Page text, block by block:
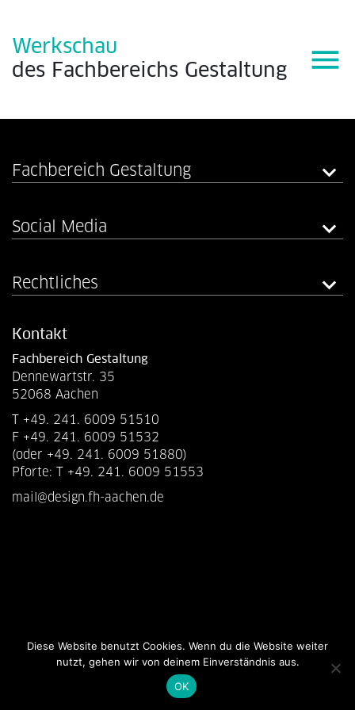
Werkschau
des Fachbereichs Gestaltung menu
Fachbereich Gestaltung
Social Media
Rechtliches
Kontakt
Fachbereich Gestaltung
Dennewartstr. 35
52068 Aachen
T +49. 241. 6009 51510
F +49. 241. 6009 51532
(oder +49. 241. 6009 51880)
Pforte: T +49. 241. 6009 51553
mail@design.fh-aachen.de
Diese Website benutzt Cookies. Wenn du die Website weiter
nutzt, gehen wir von deinem Einverständnis aus.
OK